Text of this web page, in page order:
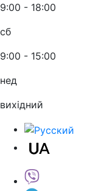
9:00 - 18:00
сб
9:00 - 15:00
нед
вихідний